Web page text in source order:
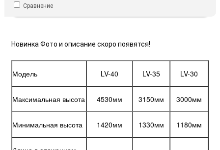
Сравнение
Новинка Фото и описание скоро появятся!
Модель LV-40 LV-35 LV-30
Максимальная высота 4530мм 3150мм 3000мм
Минимальная высота 1420мм 1330мм 1180мм